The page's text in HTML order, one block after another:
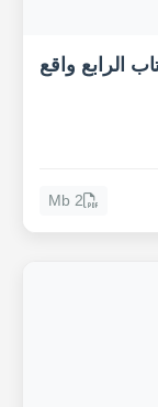
الرابع واقع
2 Mb